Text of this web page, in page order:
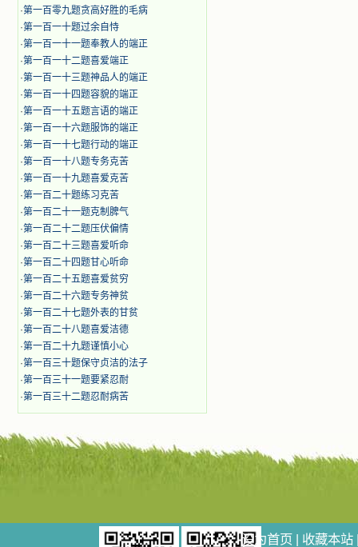
·第一百零九题贪高好胜的毛病
·第一百一十题过余自恃
·第一百一十一题奉教人的端正
·第一百一十二题喜爱端正
·第一百一十三题神品人的端正
·第一百一十四题容貌的端正
·第一百一十五题言语的端正
·第一百一十六题服饰的端正
·第一百一十七题行动的端正
·第一百一十八题专务克苦
·第一百一十九题喜爱克苦
·第一百二十题练习克苦
·第一百二十一题克制脾气
·第一百二十二题压伏偏情
·第一百二十三题喜爱听命
·第一百二十四题甘心听命
·第一百二十五题喜爱贫穷
·第一百二十六题专务神贫
·第一百二十七题外表的甘贫
·第一百二十八题喜爱洁德
·第一百二十九题谨慎小心
·第一百三十题保守贞洁的法子
·第一百三十一题要紧忍耐
·第一百三十二题忍耐病苦
设为首页 | 收藏本站